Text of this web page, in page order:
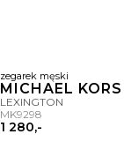
zegarek męski
MICHAEL KORS
LEXINGTON
MK9298
1 280,-